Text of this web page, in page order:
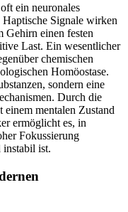
ein neuronales
Signale wirken
Gehirn einen festen
Last. Ein wesentlicher
chemischen
Homöostase.
sondern eine
Durch die
mentalen Zustand
ermöglicht es, in
Fokussierung
instabil ist.